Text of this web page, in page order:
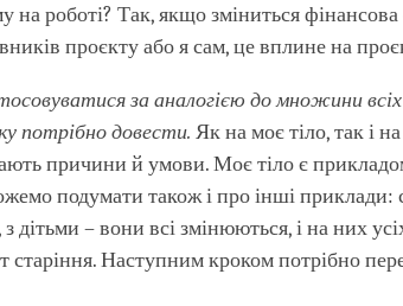
роботі? Так, якщо зміниться фінансова
проєкту або я сам, це вплине на
за аналогією до множини
потрібно довести.Як на моє тіло, так і
причини й умови. Моє тіло є
подумати також і про інші приклади:
дітьми – вони всі змінюються, і на них
Наступним кроком потрібно